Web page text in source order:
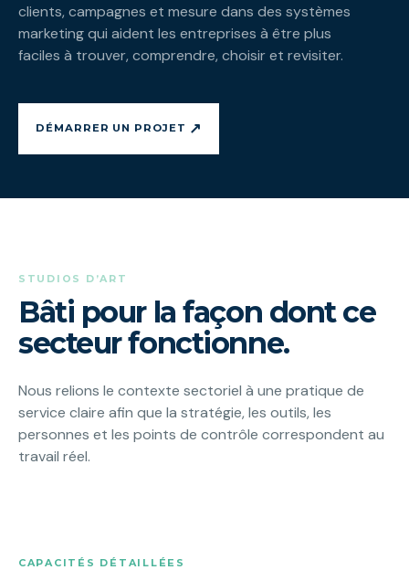
clients, campagnes et mesure dans des systèmes
marketing qui aident les entreprises à être plus
faciles à trouver, comprendre, choisir et revisiter.
DÉMARRER UN PROJET ↗
STUDIOS D’ART
Bâti pour la façon dont ce
secteur fonctionne.
Nous relions le contexte sectoriel à une pratique de
service claire afin que la stratégie, les outils, les
personnes et les points de contrôle correspondent au
travail réel.
CAPACITÉS DÉTAILLÉES